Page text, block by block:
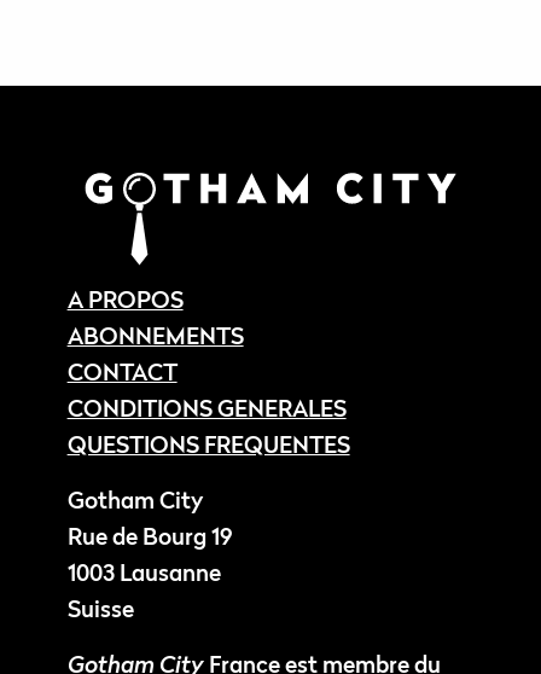
A PROPOS
ABONNEMENTS
CONTACT
CONDITIONS GENERALES
QUESTIONS FREQUENTES
Gotham City
Rue de Bourg 19
1003 Lausanne
Suisse
Gotham CityFrance est membre du